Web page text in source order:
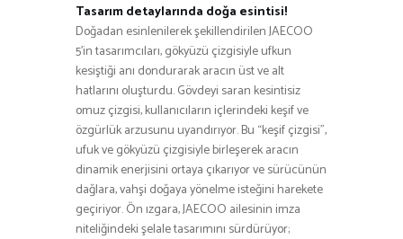
Tasarım detaylarında doğa esintisi!
Doğadan esinlenilerek şekillendirilen JAECOO
5’in tasarımcıları, gökyüzü çizgisiyle ufkun
kesiştiği anı dondurarak aracın üst ve alt
hatlarını oluşturdu. Gövdeyi saran kesintisiz
omuz çizgisi, kullanıcıların içlerindeki keşif ve
özgürlük arzusunu uyandırıyor. Bu “keşif çizgisi”,
ufuk ve gökyüzü çizgisiyle birleşerek aracın
dinamik enerjisini ortaya çıkarıyor ve sürücünün
dağlara, vahşi doğaya yönelme isteğini harekete
geçiriyor. Ön ızgara, JAECOO ailesinin imza
niteliğindeki şelale tasarımını sürdürüyor;